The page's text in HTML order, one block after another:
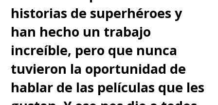
inmediato".
"En cierto modo, también es
una historia sobre la
desigualdad. En la mía,
también vas a ver a la gente que
historias de superhéroes y
han hecho un trabajo
increíble, pero que nunca
tuvieron la oportunidad de
hablar de las películas que les